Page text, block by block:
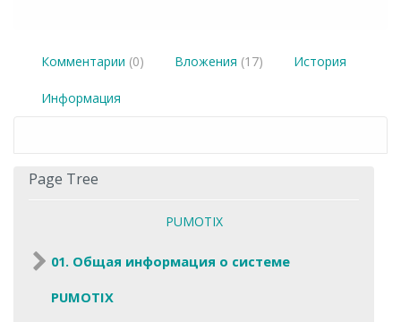
Комментарии (0) Вложения (17) История
Информация
Page Tree
PUMOTIX
01. Общая информация о системе
PUMOTIX